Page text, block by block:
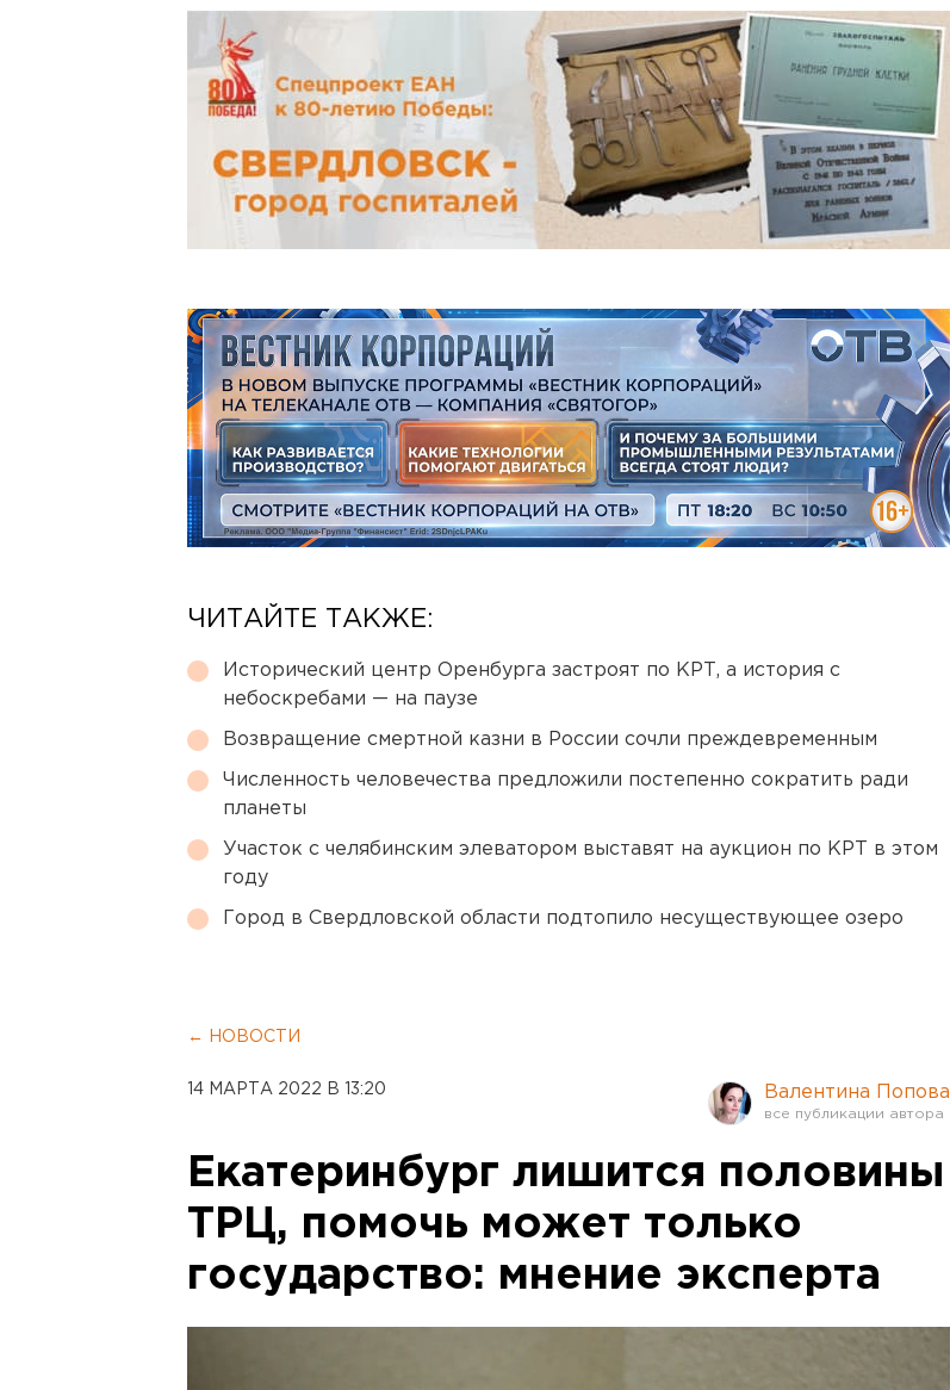
ЧИТАЙТЕ ТАКЖЕ:
Исторический центр Оренбурга застроят по КРТ, а история с
небоскребами — на паузе
Возвращение смертной казни в России сочли преждевременным
Численность человечества предложили постепенно сократить ради
планеты
Участок с челябинским элеватором выставят на аукцион по КРТ в этом
году
Город в Свердловской области подтопило несуществующее озеро
← НОВОСТИ
14 МАРТА 2022 В 13:20 Валентина Попова
Екатеринбург лишится половины
ТРЦ, помочь может только
государство: мнение эксперта